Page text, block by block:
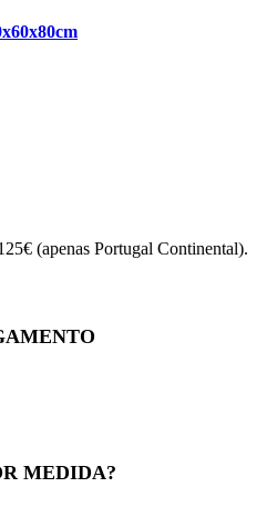
(apenas Portugal Continental).
MEDIDA?